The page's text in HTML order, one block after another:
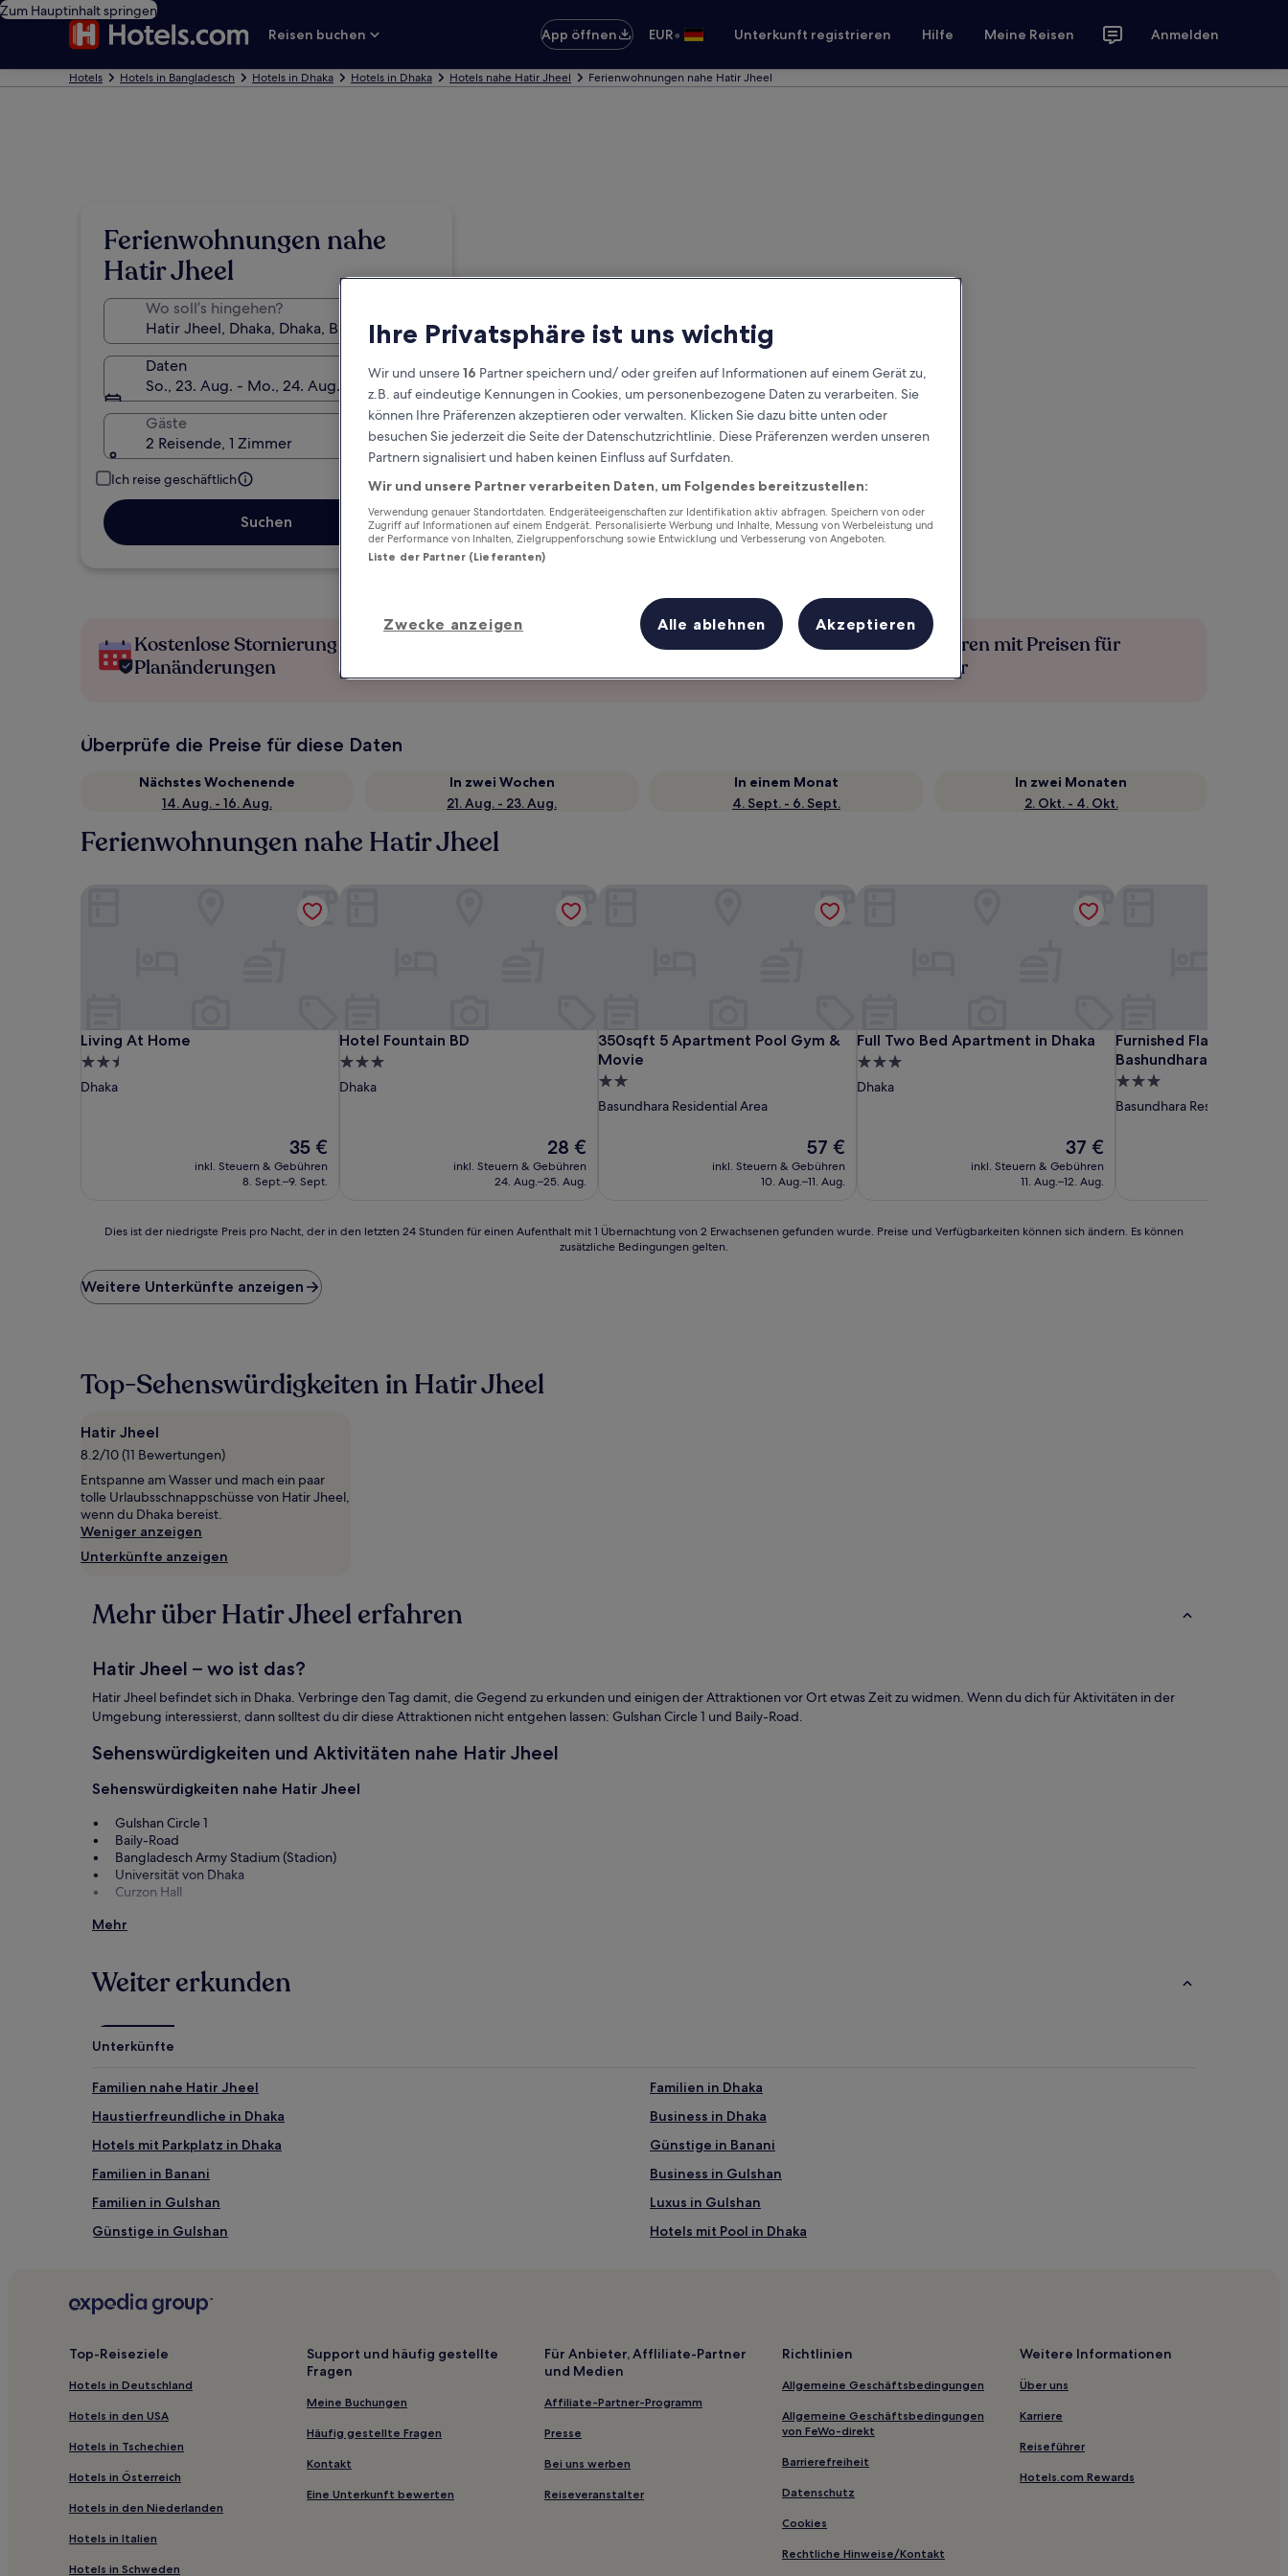
Zum Hauptinhalt springen
Reisen buchen
App öffnen EUR• Unterkunft registrieren Hilfe Meine Reisen Anmelden
Hotels Hotels in Bangladesch Hotels in Dhaka Hotels in Dhaka Hotels nahe Hatir Jheel Ferienwohnungen nahe Hatir Jheel
Ferienwohnungen nahe
Hatir Jheel
Wo soll’s hingehen?
Daten
So., 23. Aug. - Mo., 24. Aug.
Gäste
2 Reisende, 1 Zimmer
Ich reise geschäftlich
Suchen
Kostenlose Stornierung bei
Planänderungen
Verdiene Prämien für jede
Mehr sparen mit Preisen für
Mitglieder
Überprüfe die Preise für diese Daten
Nächstes Wochenende
14. Aug. - 16. Aug.
In zwei Wochen
21. Aug. - 23. Aug.
In einem Monat
4. Sept. - 6. Sept.
In zwei Monaten
2. Okt. - 4. Okt.
Ferienwohnungen nahe Hatir Jheel
Living At Home
Living At Home
2.5-
Sterne-
Dhaka
Der
Preis
beträgt
35 €
inkl. Steuern & Gebühren
8. Sept.–9. Sept.
Hotel Fountain BD
Hotel Fountain BD
3.0-
Sterne-
Dhaka
Der
Preis
beträgt
28 €
inkl. Steuern & Gebühren
24. Aug.–25. Aug.
350sqft 5 Apartment Pool Gym &
Movie
350sqft 5 Apartment Pool Gym & Movie
2.0-
Sterne-
Basundhara Residential Area
Der
Preis
beträgt
57 €
inkl. Steuern & Gebühren
10. Aug.–11. Aug.
350sqft 5 Apartment Pool Gym & Movie
Full Two Bed Apartment in Dhaka
Full Two Bed Apartment in Dhaka
3.0-
Sterne-
Dhaka
Der
Preis
beträgt
37 €
inkl. Steuern & Gebühren
11. Aug.–12. Aug.
Full Two Bed Apartment in Dhaka
Furnished Flat In Block C
Bashundhara RA
Furnished Flat In Block
3.0-
Sterne-
Basundhara Residential Area
der
niedrigste
Preis
den
letzten
für
einen
Aufenthalt
mit
1 Übernachtung
von
2 Erwachsenen
gefunden
und
Verfügbarkeiten
sich
ändern.
können
Bedingungen
Dies ist der niedrigste Preis pro Nacht, der in den letzten 24 Stunden für einen Aufenthalt mit 1 Übernachtung von 2 Erwachsenen gefunden wurde. Preise und Verfügbarkeiten können sich ändern. Es können
zusätzliche Bedingungen gelten.
Weitere Unterkünfte anzeigen
Top-Sehenswürdigkeiten in Hatir Jheel
Hatir Jheel
8.2/10 (11 Bewertungen)
Entspanne am Wasser und mach ein paar
tolle Urlaubsschnappschüsse von Hatir Jheel,
wenn du Dhaka bereist.
Weniger anzeigen
Unterkünfte anzeigen
Mehr über Hatir Jheel erfahren
Hatir Jheel – wo ist das?
Hatir Jheel befindet sich in Dhaka. Verbringe den Tag damit, die Gegend zu erkunden und einigen der Attraktionen vor Ort etwas Zeit zu widmen. Wenn du dich für Aktivitäten in der
Umgebung interessierst, dann solltest du dir diese Attraktionen nicht entgehen lassen: Gulshan Circle 1 und Baily-Road.
Sehenswürdigkeiten und Aktivitäten nahe Hatir Jheel
Sehenswürdigkeiten nahe Hatir Jheel
Gulshan Circle 1
Baily-Road
Bangladesch Army Stadium (Stadion)
Universität von Dhaka
Curzon Hall
Aktivitäten nahe Hatir Jheel
Jamuna Future Park
New Market
Hatir Jheel: Anreise
Flüge nach Dhaka
Flughafen Shahjalal Intl. (DAC), 4,3 km vom Zentrum von Dhaka entfernt
Mehr
Weiter erkunden
Unterkünfte
Familien nahe Hatir Jheel
Familien in Dhaka
Haustierfreundliche in Dhaka
Business in Dhaka
Hotels mit Parkplatz in Dhaka
Günstige in Banani
Familien in Banani
Business in Gulshan
Familien in Gulshan
Luxus in Gulshan
Günstige in Gulshan
Hotels mit Pool in Dhaka
Luxus in Uttara
Hotels nahe Botanische Gärten
Hotels nahe Ahsan Manzil
Kamalapur: Hotels
Distrikt Manikganj: Hotels
Hotels nahe Bangladesh National Zoo
Gazipur Distrikt: Hotels
Hotels nahe Jatiyo Smriti Soudho
Gasthäuser in Gulshan
Top-Reiseziele
Hotels in Deutschland
Hotels in den USA
Hotels in Tschechien
Hotels in Österreich
Hotels in den Niederlanden
Hotels in Italien
Hotels in Schweden
Support und häufig gestellte
Fragen
Meine Buchungen
Häufig gestellte Fragen
Kontakt
Eine Unterkunft bewerten
Für Anbieter, Affliliate-Partner
und Medien
Affiliate-Partner-Programm
Presse
Bei uns werben
Reiseveranstalter
Richtlinien
Allgemeine Geschäftsbedingungen
Allgemeine Geschäftsbedingungen
von FeWo-direkt
Barrierefreiheit
Datenschutz
Cookies
Rechtliche Hinweise/Kontakt
Weitere Informationen
Über uns
Karriere
Reiseführer
Hotels.com Rewards
Ihre Privatsphäre ist uns wichtig
Wir und unsere16 Partner speichern und/ oder greifen auf Informationen auf einem Gerät zu,
z.B. auf eindeutige Kennungen in Cookies, um personenbezogene Daten zu verarbeiten. Sie
können Ihre Präferenzen akzeptieren oder verwalten. Klicken Sie dazu bitte unten oder
besuchen Sie jederzeit die Seite der Datenschutzrichtlinie. Diese Präferenzen werden unseren
Partnern signalisiert und haben keinen Einfluss auf Surfdaten.
Wir und unsere Partner verarbeiten Daten, um Folgendes bereitzustellen:
Verwendung genauer Standortdaten. Endgeräteeigenschaften zur Identifikation aktiv abfragen. Speichern von oder
Zugriff auf Informationen auf einem Endgerät. Personalisierte Werbung und Inhalte, Messung von Werbeleistung und
der Performance von Inhalten, Zielgruppenforschung sowie Entwicklung und Verbesserung von Angeboten.
Liste der Partner (Lieferanten)
Zwecke anzeigen Alle ablehnen Akzeptieren